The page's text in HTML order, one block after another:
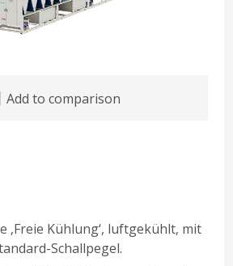
Add to comparison
‚Freie Kühlung‘, luftgekühlt, mit
Schallpegel.